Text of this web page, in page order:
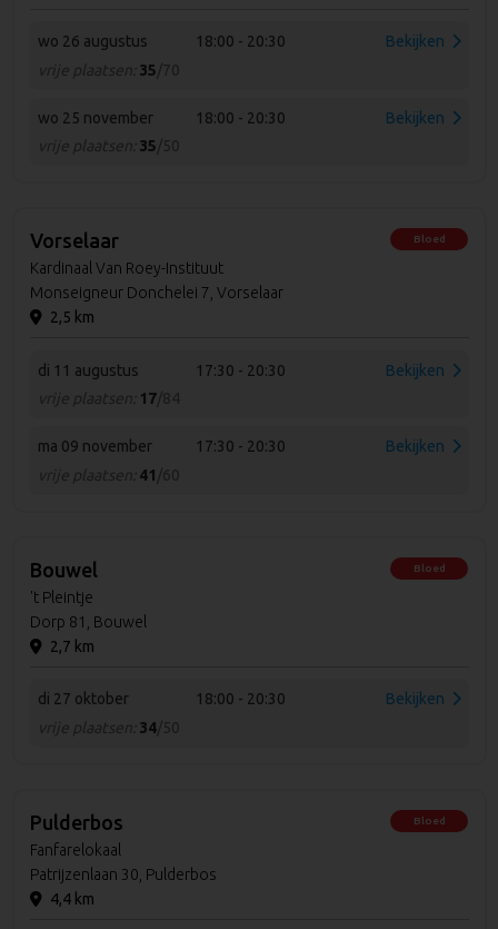
wo 26 augustus
18:00 - 20:30
vrije plaatsen: 35/70
Bekijken
wo 25 november
18:00 - 20:30
vrije plaatsen: 35/50
Bekijken
Vorselaar
Kardinaal Van Roey-Instituut
Monseigneur Donchelei 7, Vorselaar
2,5 km
Bloed
di 11 augustus
17:30 - 20:30
vrije plaatsen: 17/84
Bekijken
ma 09 november
17:30 - 20:30
vrije plaatsen: 41 /60
Bekijken
Bouwel
't Pleintje
Dorp 81, Bouwel
2,7 km
Bloed
di 27 oktober
18:00 - 20:30
vrije plaatsen: 34/50
Bekijken
Pulderbos
Fanfarelokaal
Patrijzenlaan 30, Pulderbos
4,4 km
Bloed